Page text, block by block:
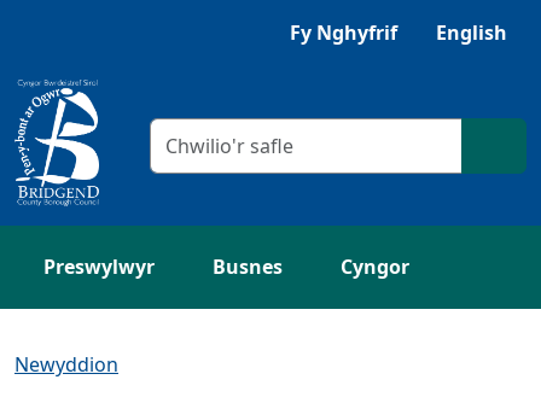
Gwrandewch gyda Browsealoud
Fy Nghyfrif English
Meini prawf chwilio
Preswylwyr Busnes Cyngor
Newyddion